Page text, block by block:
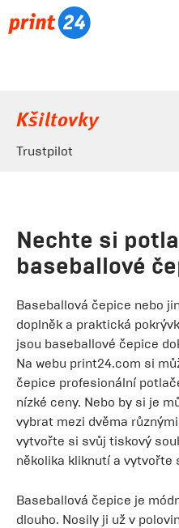
Kšiltovky
Trustpilot
Nechte si
baseballové
Baseballová čepice nebo
doplněk a praktická
jsou baseballové čepice
Na webu print24.com si
čepice profesionální
nízké ceny. Nebo by si je
vybrat mezi dvěma
vytvořte si svůj tiskový
několika kliknutí a vytvořte
Baseballová čepice je
dlouho. Nosily ji už v